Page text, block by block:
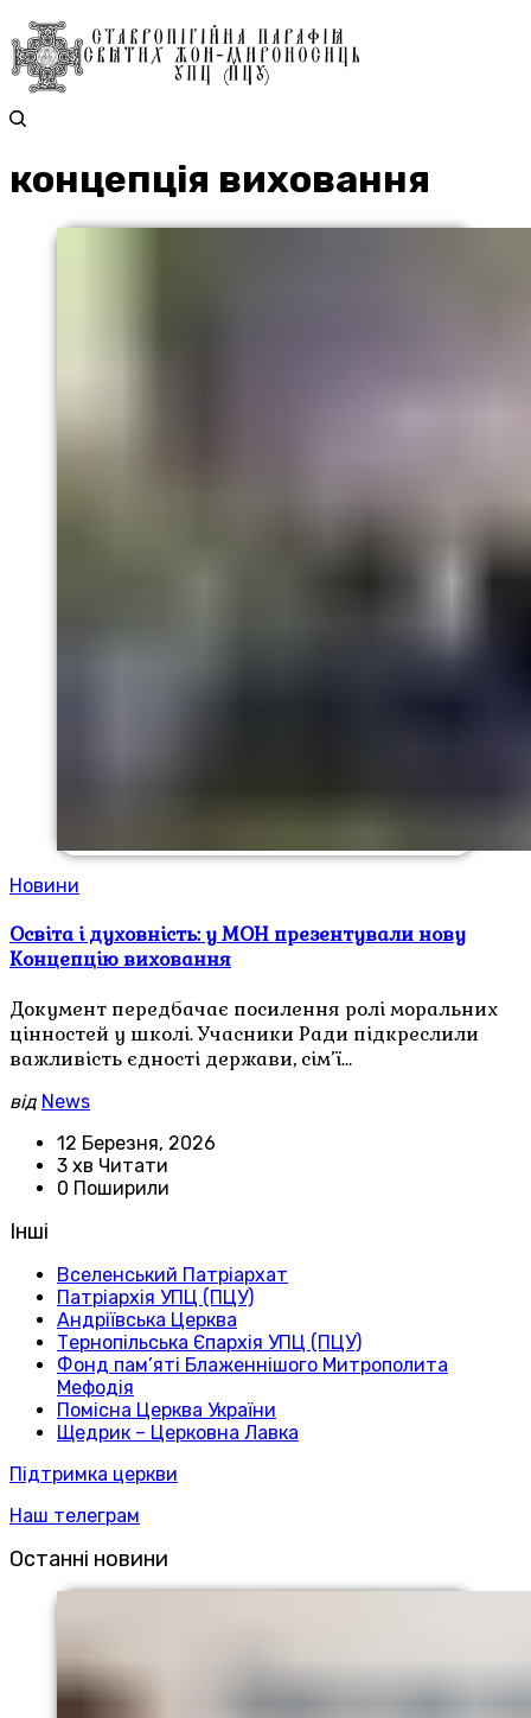
концепція виховання
Новини
Освіта і духовність: у МОН презентували нову
Концепцію виховання
Документ передбачає посилення ролі моральних
цінностей у школі. Учасники Ради підкреслили
важливість єдності держави, сім’ї…
від News
12 Березня, 2026
3 хв Читати
0 Поширили
Інші
Вселенський Патріархат
Патріархія УПЦ (ПЦУ)
Андріївська Церква
Тернопільська Єпархія УПЦ (ПЦУ)
Фонд пам’яті Блаженнішого Митрополита
Мефодія
Помісна Церква України
Щедрик – Церковна Лавка
Підтримка церкви
Наш телеграм
Останні новини